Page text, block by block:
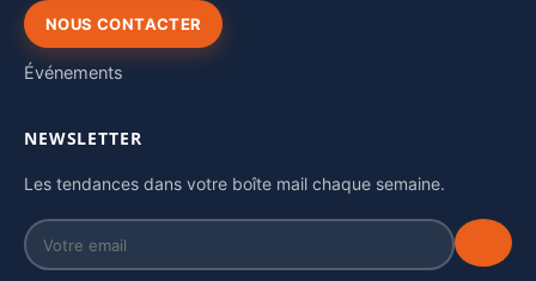
NOUS CONTACTER
Événements
NEWSLETTER
Les tendances dans votre boîte mail chaque semaine.